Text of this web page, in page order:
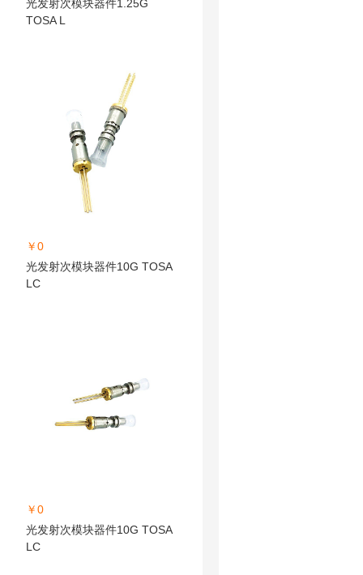
光发射次模块器件1.25G
TOSA L
￥0
光发射次模块器件10G TOSA
LC
￥0
光发射次模块器件10G TOSA
LC